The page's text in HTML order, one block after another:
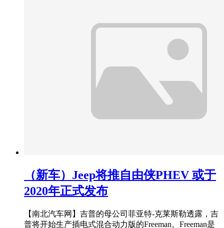
（新车）Jeep将推自由侠PHEV 或于
2020年正式发布
【南北汽车网】吉普的母公司菲亚特-克莱斯勒透露，吉
普将开始生产插电式混合动力版的Freeman。Freeman是